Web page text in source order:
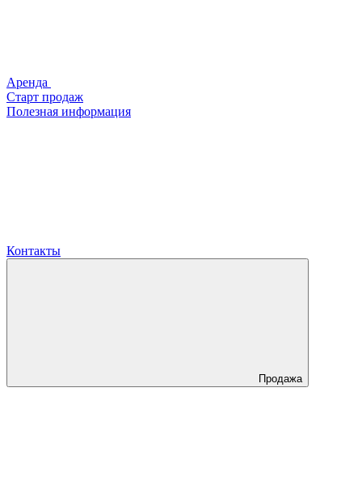
Аренда
Старт продаж
Полезная информация
Контакты
Продажа